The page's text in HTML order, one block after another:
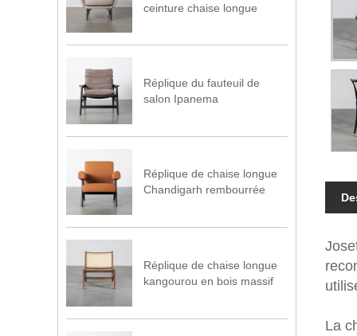
ceinture chaise longue
Réplique du fauteuil de
salon Ipanema
Réplique de chaise longue
Chandigarh rembourrée
Réplique de chaise longue
kangourou en bois massif
La